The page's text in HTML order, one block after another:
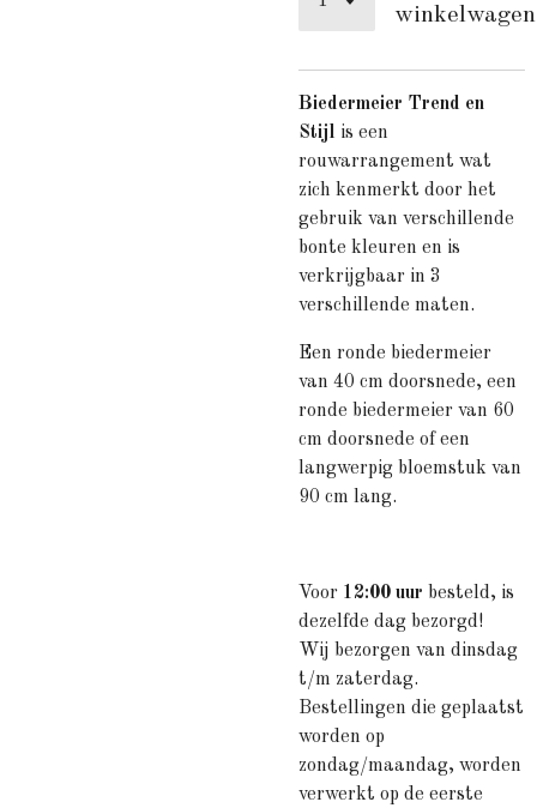
winkelwagen
Biedermeier Trend en
Stijl is een
rouwarrangement wat
zich kenmerkt door het
gebruik van verschillende
bonte kleuren en is
verkrijgbaar in 3
verschillende maten.
Een ronde biedermeier
van 40 cm doorsnede, een
ronde biedermeier van 60
cm doorsnede of een
langwerpig bloemstuk van
90 cm lang.
Voor 12:00 uur besteld, is
dezelfde dag bezorgd!
Wij bezorgen van dinsdag
t/m zaterdag.
Bestellingen die geplaatst
worden op
zondag/maandag, worden
verwerkt op de eerste